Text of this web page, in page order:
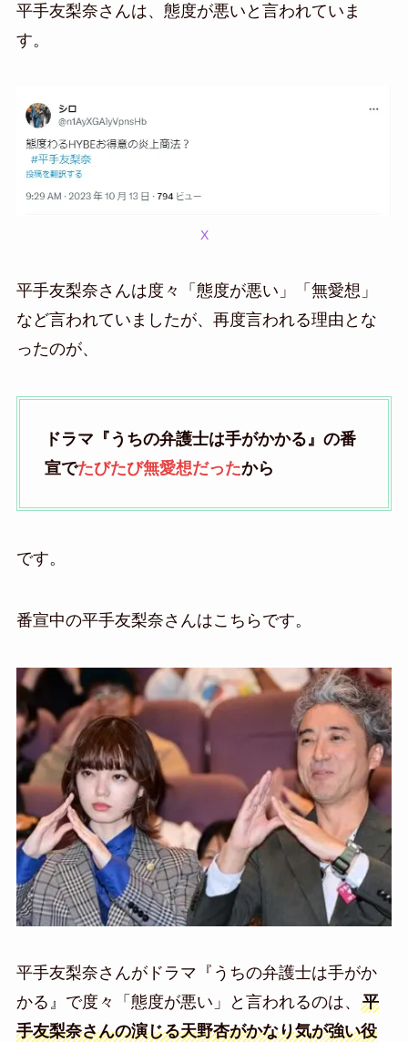
平手友梨奈さんは、態度が悪いと言われていま
す。
X
平手友梨奈さんは度々「態度が悪い」「無愛想」
など言われていましたが、再度言われる理由とな
ったのが、
ドラマ『うちの弁護士は手がかかる』の番
宣でたびたび無愛想だったから
です。
番宣中の平手友梨奈さんはこちらです。
平手友梨奈さんがドラマ『うちの弁護士は手がか
かる』で度々「態度が悪い」と言われるのは、 平
手友梨奈さんの演じる天野杏がかなり気が強い役